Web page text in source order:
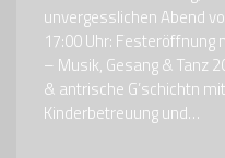
unvergesslichen Abend
17:00 Uhr: Festeröffnung
– Musik, Gesang & Tanz
& antrische G’schichtn
Kinderbetreuung und…